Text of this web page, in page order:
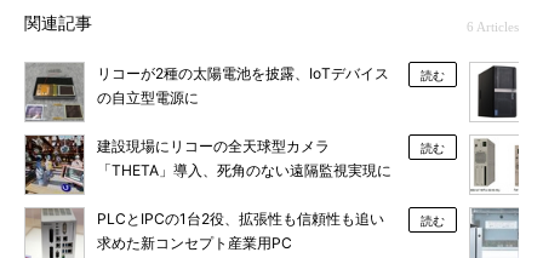
関連記事 6 Articles
リコーが2種の太陽電池を披露、IoTデバイス
の自立型電源に
読む
建設現場にリコーの全天球型カメラ
「THETA」導入、死角のない遠隔監視実現に
読む
PLCとIPCの1台2役、拡張性も信頼性も追い
求めた新コンセプト産業用PC
読む